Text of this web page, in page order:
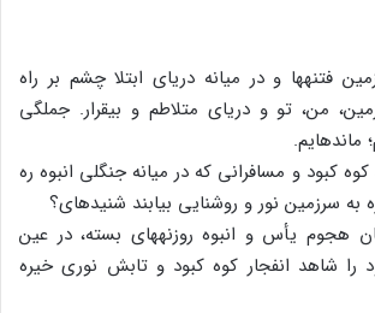
فتنه‏ها و در میانه دریای ابتلا چشم بر راه
من، تو و دریای متلاطم و بی‏قرار. جملگی
مانده‏ایم.
کبود و مسافرانی که در میانه جنگلی انبوه ره
به سرزمین نور و روشنایی بیابند شنیده‏ای؟
هجوم یأس و انبوه روزنه‏های بسته، در عین
را شاهد انفجار کوه کبود و تابش نوری خیره